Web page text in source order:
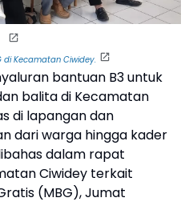
di Kecamatan Ciwidey.
bantuan B3 untuk
balita di Kecamatan
di lapangan dan
dari warga hingga kader
dalam rapat
Ciwidey terkait
(MBG), Jumat